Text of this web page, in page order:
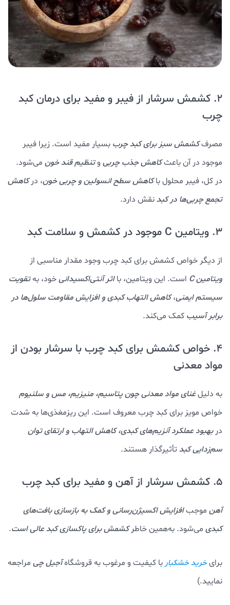
2. کشمش سرشار از فیبر و مفید برای درمان کبد
چرب
مصرفکشمش سبز برای کبد چرب بسیار مفید است. زیرا فیبر
موجود در آن باعثکاهش جذب چربی وتنظیم قند خون می‌شود.
در کل، فیبر محلول باکاهش سطح انسولین و چربی خون، درکاهش
تجمع چربی‌ها در کبدنقش دارد.
3. ویتامین C موجود در کشمش و سلامت کبد
از دیگر خواص کشمش برای کبد چرب وجود مقدار مناسبی از
ویتامین C
است. این ویتامین، بااثر آنتی‌اکسیدانیخود، بهتقویت
سیستم ایمنی،کاهش التهاب کبدی و افزایش مقاومت سلول‌ها در
برابر آسیب کمک می‌کند.
4. خواص کشمش برای کبد چرب با سرشار بودن از
مواد معدنی
به دلیلغنای مواد معدنی چون پتاسیم، منیزیم، مس و سلنیوم
خواص مویز برای کبد چرب معروف است. این ریزمغذی‌ها به شدت
دربهبود عملکرد آنزیم‌های کبدی، کاهش التهاب و ارتقای توان
سم‌زدایی کبد تأثیرگذار هستند.
5. کشمش سرشار از آهن و مفید برای کبد چرب
آهن موجبافزایش اکسیژن‌رسانی و کمک به بازسازی بافت‌های
کبدی می‌شود. به‌همین خاطرکشمش برای پاکسازی کبد عالی است.
برایخرید خشکباربا کیفیت و مرغوب به قروشگاهآجیل چی مراجعه
نمایید.)